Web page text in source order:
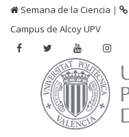
Semana de la Ciencia |
Campus de Alcoy UPV